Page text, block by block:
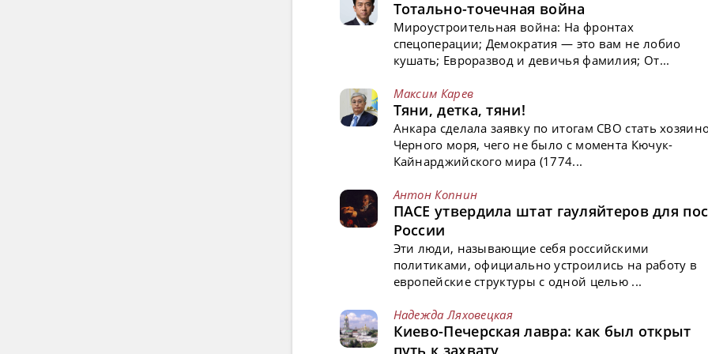
Тотально-точечная война
Мироустроительная война: На фронтах
спецоперации; Демократия — это вам не лобио
кушать; Евроразвод и девичья фамилия; От...
Максим Карев
Тяни, детка, тяни!
Анкара сделала заявку по итогам СВО стать
Черного моря, чего не было с момента Кючук-
Кайнарджийского мира (1774...
Антон Копнин
ПАСЕ утвердила штат гауляйтеров для
России
Эти люди, называющие себя российскими
политиками, официально устроились на работу в
европейские структуры с одной целью ...
Надежда Ляховецкая
Киево-Печерская лавра: как был открыт
путь к захвату